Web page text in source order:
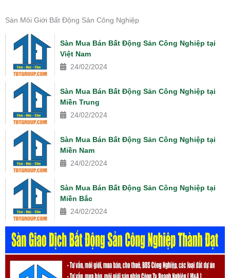
Sàn Môi Giới Bất Động Sản Công Nghiệp
Sàn Mua Bán Bất Động Sản Công Nghiệp tại
Việt Nam
24/02/2024
Sàn Mua Bán Bất Động Sản Công Nghiệp tại
Miền Trung
24/02/2024
Sàn Mua Bán Bất Động Sản Công Nghiệp tại
Miền Nam
24/02/2024
Sàn Mua Bán Bất Động Sản Công Nghiệp tại
Miền Bắc
24/02/2024